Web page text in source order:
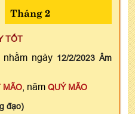
Tháng 2
TỐT
nhằm ngày 12/2/2023 Âm
MÃO , năm QUÝ MÃO
đạo)